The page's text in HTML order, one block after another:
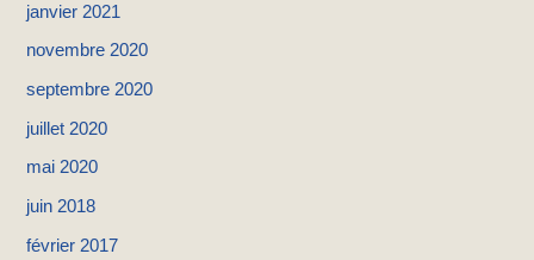
janvier 2021
novembre 2020
septembre 2020
juillet 2020
mai 2020
juin 2018
février 2017